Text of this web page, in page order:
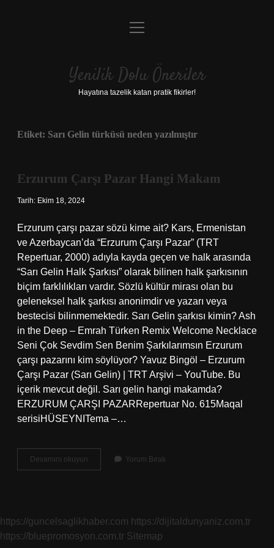
Anasayfa
Yasal Uyarı
menüyü
Yenilik Dolu Öneriler
Hayatına tazelik katan pratik fikirler!
Etiket: Sarı Gelin türküsü neden yazılmıştır
Erzurum Çarşı Pazar Hangi Makam
Tarih: Ekim 18, 2024
Erzurum çarşı pazar sözü kime ait? Kars, Ermenistan
ve Azerbaycan’da “Erzurum Çarşı Pazar” (TRT
Repertuar, 2000) adıyla kayda geçen ve halk arasında
“Sarı Gelin Halk Şarkısı” olarak bilinen halk şarkısının
biçim farklılıkları vardır. Sözlü kültür mirası olan bu
geleneksel halk şarkısı anonimdir ve yazarı veya
bestecisi bilinmemektedir. Sarı Gelin şarkısı kimin? Ash
in the Deep – Emrah Türken Remix Welcome Necklace
Seni Çok Sevdim Sen Benim Şarkılarımsın Erzurum
çarşı pazarını kim söylüyor? Yavuz Bingöl – Erzurum
Çarşı Pazar (Sarı Gelin) | TRT Arşivi – YouTube. Bu
içerik mevcut değil. Sarı gelin hangi makamda?
ERZURUM ÇARŞI PAZARRepertuar No. 615Maqal
serisiHÜSEYNITema –…
Devamını okuyun Erzurum
Çarşı
Yorum Bırak
https://guncelsaglikhaber.com https://dijitaldunyaniz.com.tr
https://bluepromosyon.com.tr Sitemap